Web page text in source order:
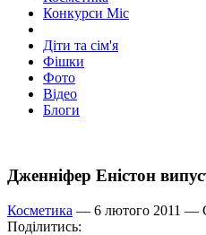
Конкурси Міс
Діти та сім'я
Фішки
Фото
Відео
Блоги
Дженніфер Еністон
Косметика — 6 лютого 2011 —
Поділитись: